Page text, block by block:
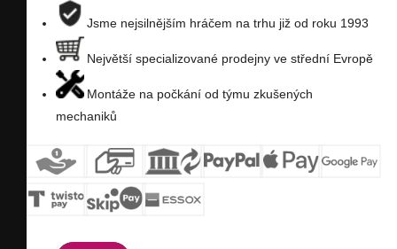
Jsme nejsilnějším hráčem na trhu již od roku 1993
Největší specializované prodejny ve střední Evropě
Montáže na počkání od týmu zkušených
mechaniků